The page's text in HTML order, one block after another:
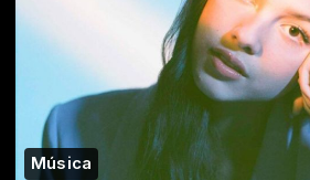
Música